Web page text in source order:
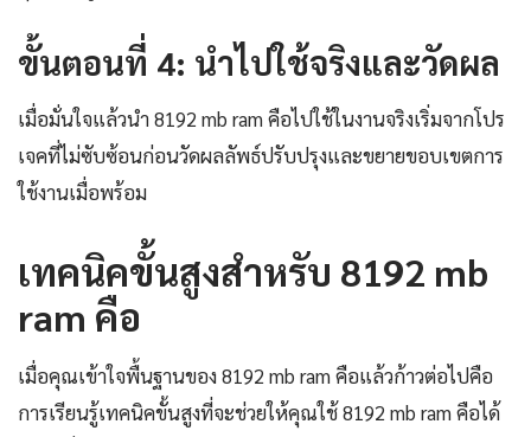
ขั้นตอนที่ 4: นำไปใช้จริงและวัดผล
เมื่อมั่นใจแล้วนำ 8192 mb ram คือไปใช้ในงานจริงเริ่มจากโปร
เจคที่ไม่ซับซ้อนก่อนวัดผลลัพธ์ปรับปรุงและขยายขอบเขตการ
ใช้งานเมื่อพร้อม
เทคนิคขั้นสูงสำหรับ 8192 mb
ram คือ
เมื่อคุณเข้าใจพื้นฐานของ 8192 mb ram คือแล้วก้าวต่อไปคือ
การเรียนรู้เทคนิคขั้นสูงที่จะช่วยให้คุณใช้ 8192 mb ram คือได้